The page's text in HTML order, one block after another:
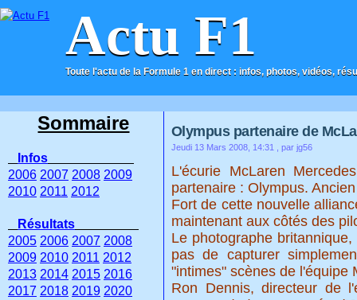
Actu F1
Toute l'actu de la Formule 1 en direct : infos, photos, vidéos,
ACCUEIL CONTACT
Olympus partenaire de
Jeudi 13 Mars 2008, 14:31 , par jg56
L'écurie McLaren
partenaire : Olympus.
Fort de cette nouvelle
maintenant aux côtés des
Le photographe
pas de capturer
"intimes" scènes de l'équipe
Ron Dennis, directeur de
Sommaire
Infos
2006 2007 2008 2009
2010 2011 2012
Résultats
2005 2006 2007 2008
2009 2010 2011 2012
2013 2014 2015 2016
2017 2018 2019 2020